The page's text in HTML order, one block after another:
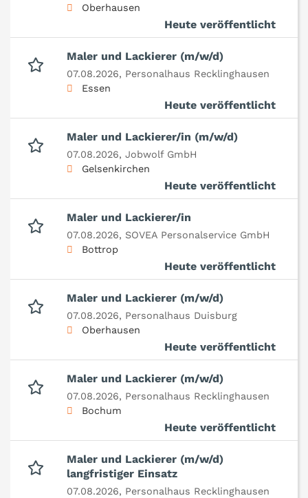
Oberhausen
Heute veröffentlicht
Maler und Lackierer (m/w/d)
07.08.2026, Personalhaus Recklinghausen
Essen
Heute veröffentlicht
Maler und Lackierer/in (m/w/d)
07.08.2026, Jobwolf GmbH
Gelsenkirchen
Heute veröffentlicht
Maler und Lackierer/in
07.08.2026, SOVEA Personalservice GmbH
Bottrop
Heute veröffentlicht
Maler und Lackierer (m/w/d)
07.08.2026, Personalhaus Duisburg
Oberhausen
Heute veröffentlicht
Maler und Lackierer (m/w/d)
07.08.2026, Personalhaus Recklinghausen
Bochum
Heute veröffentlicht
Maler und Lackierer (m/w/d)
langfristiger Einsatz
07.08.2026, Personalhaus Recklinghausen